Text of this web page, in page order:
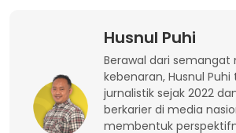
Husnul Puhi
Berawal dari semangat
kebenaran, Husnul
jurnalistik sejak 2022
berkarier di media
membentuk